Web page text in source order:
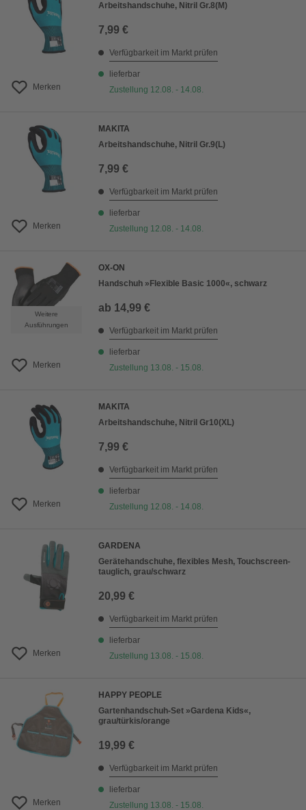
Merken
Arbeitshandschuhe, Nitril Gr.8(M)
7,99 €
Verfügbarkeit im Markt prüfen
lieferbar
Zustellung 12.08. - 14.08.
Merken
MAKITA
Arbeitshandschuhe, Nitril Gr.9(L)
7,99 €
Verfügbarkeit im Markt prüfen
lieferbar
Zustellung 12.08. - 14.08.
Weitere
Ausführungen
Merken
OX-ON
Handschuh »Flexible Basic 1000«, schwarz
ab 14,99 €
Verfügbarkeit im Markt prüfen
lieferbar
Zustellung 13.08. - 15.08.
Merken
MAKITA
Arbeitshandschuhe, Nitril Gr10(XL)
7,99 €
Verfügbarkeit im Markt prüfen
lieferbar
Zustellung 12.08. - 14.08.
Merken
GARDENA
Gerätehandschuhe, flexibles Mesh, Touchscreen-
tauglich, grau/schwarz
20,99 €
Verfügbarkeit im Markt prüfen
lieferbar
Zustellung 13.08. - 15.08.
Merken
HAPPY PEOPLE
Gartenhandschuh-Set »Gardena Kids«,
grau/türkis/orange
19,99 €
Verfügbarkeit im Markt prüfen
lieferbar
Zustellung 13.08. - 15.08.